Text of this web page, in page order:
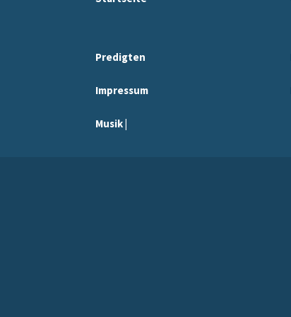
Predigten
Impressum
Musik |